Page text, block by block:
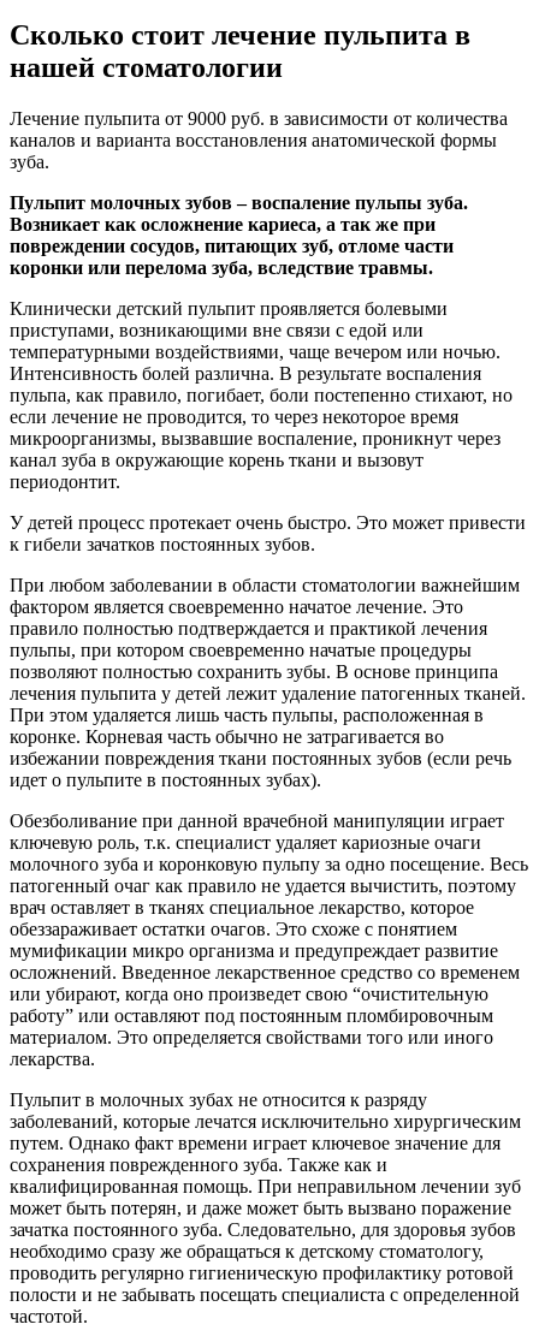
Сколько стоит лечение пульпита в
нашей стоматологии
Лечение пульпита от 9000 руб. в зависимости от количества
каналов и варианта восстановления анатомической формы
зуба.
Пульпит молочных зубов – воспаление пульпы зуба.
Возникает как осложнение кариеса, а так же при
повреждении сосудов, питающих зуб, отломе части
коронки или перелома зуба, вследствие травмы.
Клинически детский пульпит проявляется болевыми
приступами, возникающими вне связи с едой или
температурными воздействиями, чаще вечером или ночью.
Интенсивность болей различна. В результате воспаления
пульпа, как правило, погибает, боли постепенно стихают, но
если лечение не проводится, то через некоторое время
микроорганизмы, вызвавшие воспаление, проникнут через
канал зуба в окружающие корень ткани и вызовут
периодонтит.
У детей процесс протекает очень быстро. Это может привести
к гибели зачатков постоянных зубов.
При любом заболевании в области стоматологии важнейшим
фактором является своевременно начатое лечение. Это
правило полностью подтверждается и практикой лечения
пульпы, при котором своевременно начатые процедуры
позволяют полностью сохранить зубы. В основе принципа
лечения пульпита у детей лежит удаление патогенных тканей.
При этом удаляется лишь часть пульпы, расположенная в
коронке. Корневая часть обычно не затрагивается во
избежании повреждения ткани постоянных зубов (если речь
идет о пульпите в постоянных зубах).
Обезболивание при данной врачебной манипуляции играет
ключевую роль, т.к. специалист удаляет кариозные очаги
молочного зуба и коронковую пульпу за одно посещение. Весь
патогенный очаг как правило не удается вычистить, поэтому
врач оставляет в тканях специальное лекарство, которое
обеззараживает остатки очагов. Это схоже с понятием
мумификации микро организма и предупреждает развитие
осложнений. Введенное лекарственное средство со временем
или убирают, когда оно произведет свою “очистительную
работу” или оставляют под постоянным пломбировочным
материалом. Это определяется свойствами того или иного
лекарства.
Пульпит в молочных зубах не относится к разряду
заболеваний, которые лечатся исключительно хирургическим
путем. Однако факт времени играет ключевое значение для
сохранения поврежденного зуба. Также как и
квалифицированная помощь. При неправильном лечении зуб
может быть потерян, и даже может быть вызвано поражение
зачатка постоянного зуба. Следовательно, для здоровья зубов
необходимо сразу же обращаться к детскому стоматологу,
проводить регулярно гигиеническую профилактику ротовой
полости и не забывать посещать специалиста с определенной
частотой.